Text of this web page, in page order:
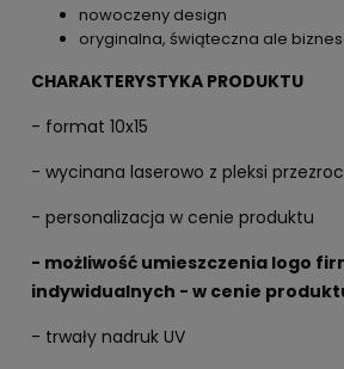
nowoczeny design
oryginalna, świąteczna ale
CHARAKTERYSTYKA PRODUKTU
- format 10x15
- wycinana laserowo z pleksi
- personalizacja w cenie produktu
- możliwość umieszczenia logo
indywidualnych - w cenie
- trwały nadruk UV